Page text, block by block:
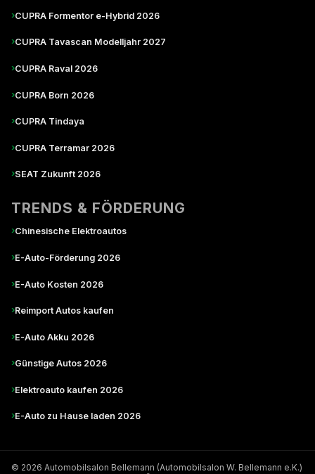
›CUPRA Formentor e-Hybrid 2026
›CUPRA Tavascan Modelljahr 2027
›CUPRA Raval 2026
›CUPRA Born 2026
›CUPRA Tindaya
›CUPRA Terramar 2026
›SEAT Zukunft 2026
TRENDS & FÖRDERUNG
›Chinesische Elektroautos
›E-Auto-Förderung 2026
›E-Auto Kosten 2026
›Reimport Autos kaufen
›E-Auto Akku 2026
›Günstige Autos 2026
›Elektroauto kaufen 2026
›E-Auto zu Hause laden 2026
© 2026 Automobilsalon Bellemann (Automobilsalon W. Bellemann e.K.)